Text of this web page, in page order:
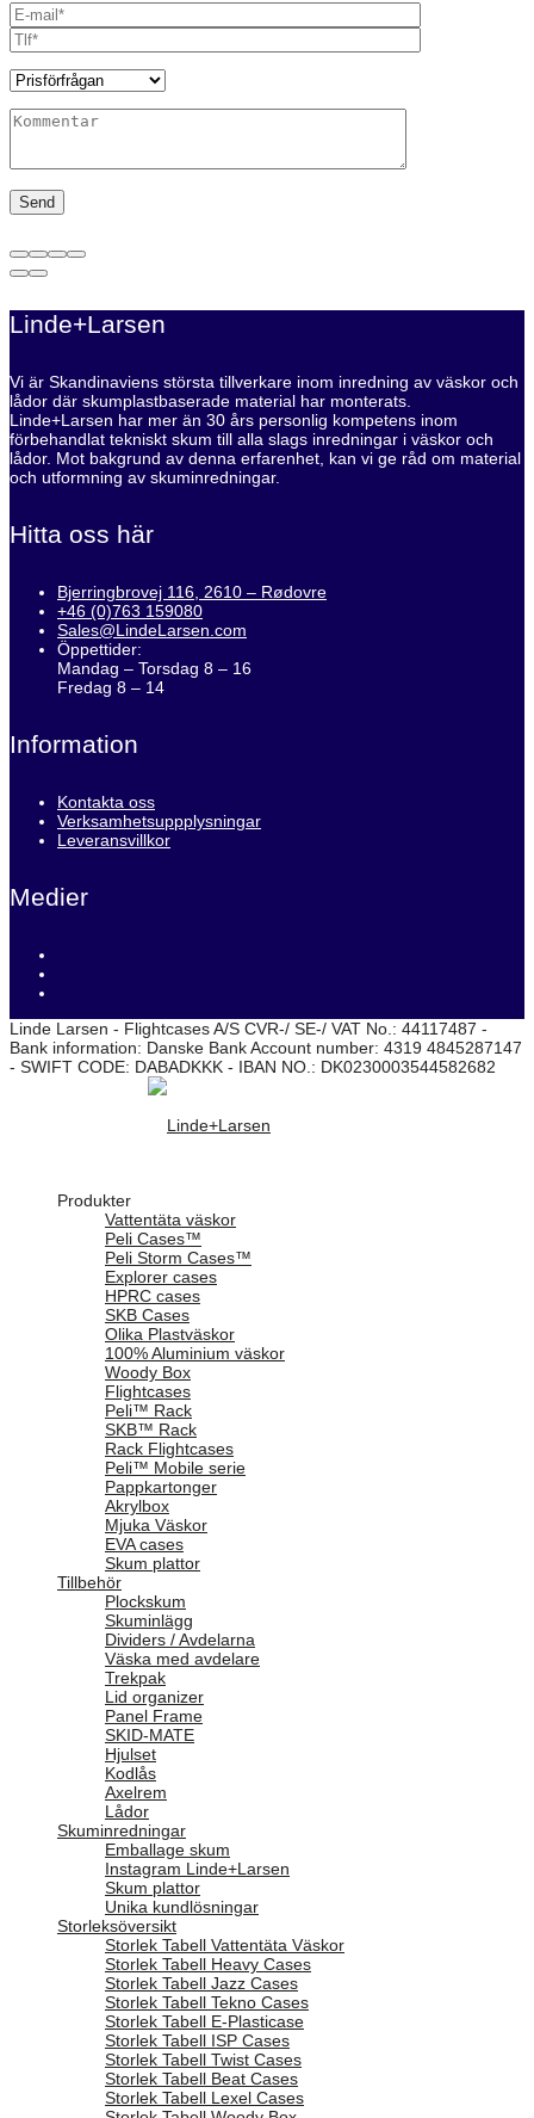
Linde+Larsen
Vi är Skandinaviens största tillverkare inom inredning av väskor och
lådor där skumplastbaserade material har monterats.
Linde+Larsen har mer än 30 års personlig kompetens inom
förbehandlat tekniskt skum till alla slags inredningar i väskor och
lådor. Mot bakgrund av denna erfarenhet, kan vi ge råd om material
och utformning av skuminredningar.
Hitta oss här
Bjerringbrovej 116, 2610 – Rødovre
+46 (0)763 159080
Sales@LindeLarsen.com
Öppettider:
Mandag – Torsdag 8 – 16
Fredag 8 – 14
Information
Kontakta oss
Verksamhetsuppplysningar
Leveransvillkor
Medier
Linde Larsen - Flightcases A/S CVR-/ SE-/ VAT No.: 44117487 -
Bank information: Danske Bank Account number: 4319 4845287147
- SWIFT CODE: DABADKKK - IBAN NO.: DK0230003544582682
Produkter
Vattentäta väskor
Peli Cases™
Peli Storm Cases™
Explorer cases
HPRC cases
SKB Cases
Olika Plastväskor
100% Aluminium väskor
Woody Box
Flightcases
Peli™ Rack
SKB™ Rack
Rack Flightcases
Peli™ Mobile serie
Pappkartonger
Akrylbox
Mjuka Väskor
EVA cases
Skum plattor
Tillbehör
Plockskum
Skuminlägg
Dividers / Avdelarna
Väska med avdelare
Trekpak
Lid organizer
Panel Frame
SKID-MATE
Hjulset
Kodlås
Axelrem
Lådor
Skuminredningar
Emballage skum
Instagram Linde+Larsen
Skum plattor
Unika kundlösningar
Storleksöversikt
Storlek Tabell Vattentäta Väskor
Storlek Tabell Heavy Cases
Storlek Tabell Jazz Cases
Storlek Tabell Tekno Cases
Storlek Tabell E-Plasticase
Storlek Tabell ISP Cases
Storlek Tabell Twist Cases
Storlek Tabell Beat Cases
Storlek Tabell Lexel Cases